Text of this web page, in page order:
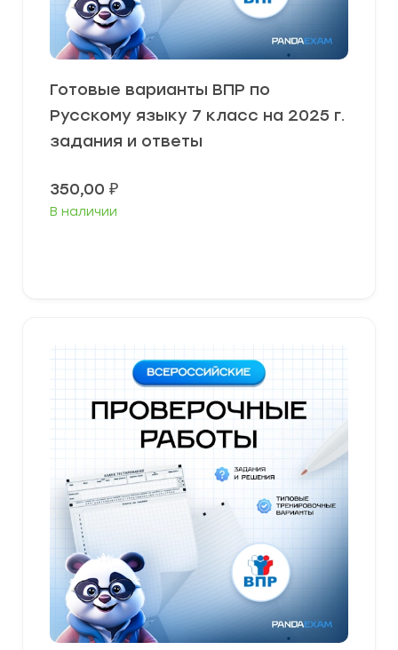
Готовые варианты ВПР по
Русскому языку 7 класс на 2025 г.
задания и ответы
350,00 ₽
В наличии